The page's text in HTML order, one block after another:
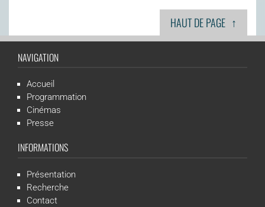
HAUT DE PAGE ↑
NAVIGATION
Accueil
Programmation
Cinémas
Presse
INFORMATIONS
Présentation
Recherche
Contact